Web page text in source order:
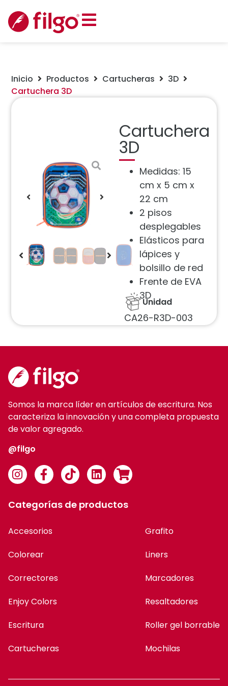
Inicio Productos Cartucheras
3D
Cartuchera 3D
Cartuchera
3D
Medidas: 15
cm x 5 cm x
22 cm
2 pisos
desplegables
Elásticos para
lápices y
bolsillo de red
Frente de EVA
3D
Unidad
CA26-R3D-003
Somos la marca líder en artículos de escritura. Nos
caracteriza la innovación y una completa propuesta
de valor agregado.
@filgo
Categorías de productos
Accesorios
Colorear
Correctores
Enjoy Colors
Escritura
Cartucheras
Grafito
Liners
Marcadores
Resaltadores
Roller gel borrable
Mochilas